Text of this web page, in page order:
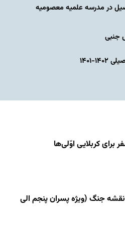
در مدرسه علمیه معصومیه
جنبی
۱۴۰۱
برای کربلایی اوّلی‌ها
جنگ (ویژه پسران پنجم الی